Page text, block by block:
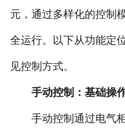
元，通过多样化的控制
全运行。以下从功能定
见控制方式。
手动控制：基础操作
手动控制通过电气柜